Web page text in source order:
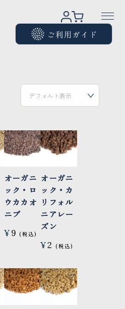
オーガニ
ック・ロ
ウカカオ
ニブ
¥9
オーガニ
ック・カ
リフォル
ニアレー
ズン
¥2